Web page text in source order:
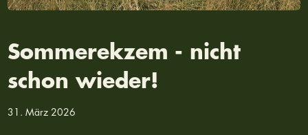
Sommerekzem - nicht
schon wieder!
31. März 2026